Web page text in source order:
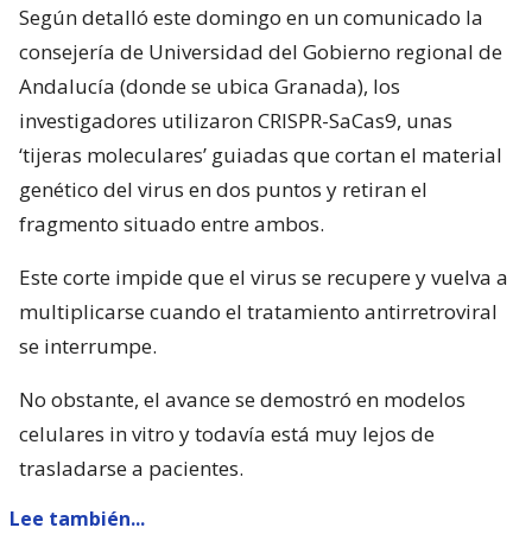
Según detalló este domingo en un comunicado la
consejería de Universidad del Gobierno regional de
Andalucía (donde se ubica Granada), los
investigadores utilizaron CRISPR-SaCas9, unas
‘tijeras moleculares’ guiadas que cortan el material
genético del virus en dos puntos y retiran el
fragmento situado entre ambos.
Este corte impide que el virus se recupere y vuelva a
multiplicarse cuando el tratamiento antirretroviral
se interrumpe.
No obstante, el avance se demostró en modelos
celulares in vitro y todavía está muy lejos de
trasladarse a pacientes.
Lee también...